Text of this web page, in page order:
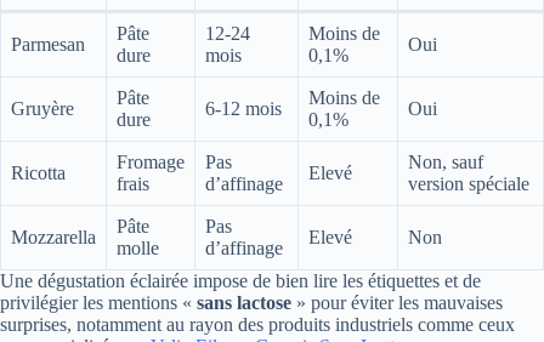
Parmesan
Pâte
dure
12-24
mois
Moins de
0,1%
Oui
Gruyère
Pâte
dure
6-12 mois
Moins de
0,1%
Oui
Ricotta
Fromage
frais
Pas
d’affinage
Elevé
Non, sauf
version spéciale
Mozzarella
Pâte
molle
Pas
d’affinage
Elevé Non
Une dégustation éclairée impose de bien lire les étiquettes et de
privilégier les mentions « sans lactose » pour éviter les mauvaises
surprises, notamment au rayon des produits industriels comme ceux